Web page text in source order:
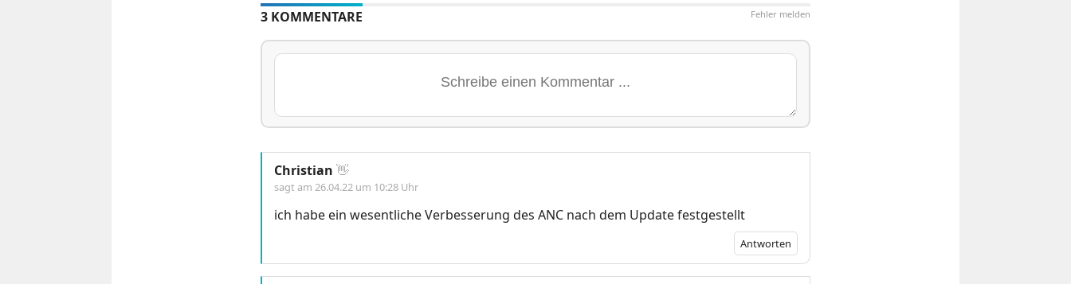
Fehler melden
3 KOMMENTARE
Christian 👋
sagt am 26.04.22 um 10:28 Uhr
ich habe ein wesentliche Verbesserung des ANC nach dem Update festgestellt
Antworten